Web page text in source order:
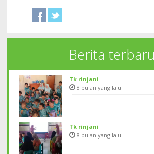
Berita terbaru
Tk rinjani
8 bulan yang lalu
Tk rinjani
8 bulan yang lalu